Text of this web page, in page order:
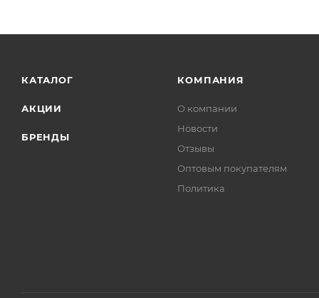
КАТАЛОГ
АКЦИИ
БРЕНДЫ
КОМПАНИЯ
О компании
Новости
Отзывы
Оптовым покупателям
Политика